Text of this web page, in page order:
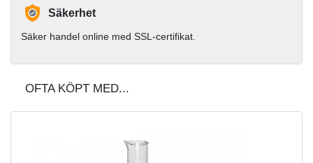
Säkerhet
Säker handel online med SSL-certifikat.
OFTA KÖPT MED...